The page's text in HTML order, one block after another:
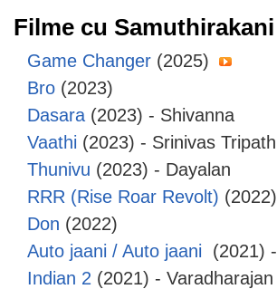
Filme cu Samuthirakani
Game Changer (2025)
Bro (2023)
Dasara (2023) - Shivanna
Vaathi (2023) - Srinivas
Thunivu (2023) - Dayalan
RRR (Rise Roar Revolt)
Don (2022)
Auto jaani / Auto jaani
(2021)
Indian 2 (2021) - Varadharajan